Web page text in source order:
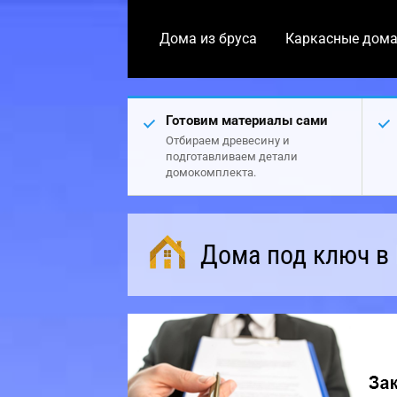
Дома из бруса Каркасные дома
Готовим материалы сами
Отбираем древесину и
подготавливаем детали
домокомплекта.
Дома под ключ в